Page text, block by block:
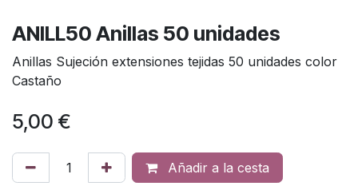
ANILL50 Anillas 50 unidades
Anillas Sujeción extensiones tejidas 50 unidades color
Castaño
5,00 €
Añadir a la cesta